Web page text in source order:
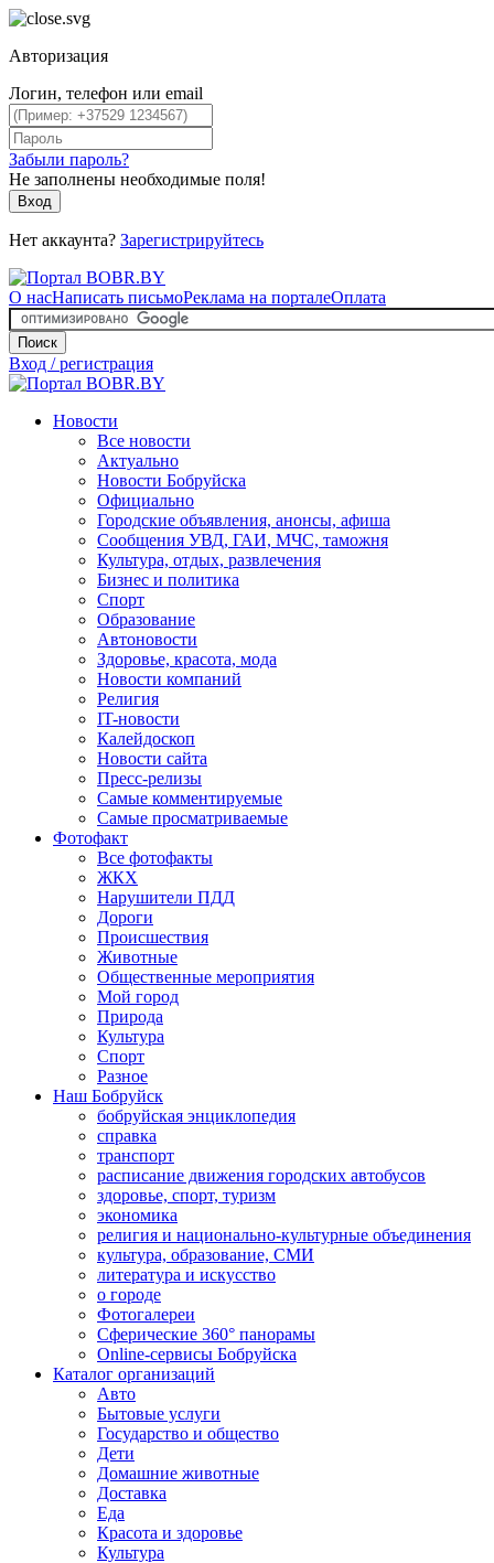
Авторизация
Логин, телефон или email
Забыли пароль?
Не заполнены необходимые поля!
Вход
Нет аккаунта? Зарегистрируйтесь
О насНаписать письмоРеклама на порталеОплата
Поиск
Вход / регистрация
Новости
Все новости
Актуально
Новости Бобруйска
Официально
Городские объявления, анонсы, афиша
Сообщения УВД, ГАИ, МЧС, таможня
Культура, отдых, развлечения
Бизнес и политика
Спорт
Образование
Автоновости
Здоровье, красота, мода
Новости компаний
Религия
IT-новости
Калейдоскоп
Новости сайта
Пресс-релизы
Самые комментируемые
Самые просматриваемые
Фотофакт
Все фотофакты
ЖКХ
Нарушители ПДД
Дороги
Происшествия
Животные
Общественные мероприятия
Мой город
Природа
Культура
Спорт
Разное
Наш Бобруйск
бобруйская энциклопедия
справка
транспорт
расписание движения городских автобусов
здоровье, спорт, туризм
экономика
религия и национально-культурные объединения
культура, образование, СМИ
литература и искусство
о городе
Фотогалереи
Сферические 360° панорамы
Online-сервисы Бобруйска
Каталог организаций
Авто
Бытовые услуги
Государство и общество
Дети
Домашние животные
Доставка
Еда
Красота и здоровье
Культура